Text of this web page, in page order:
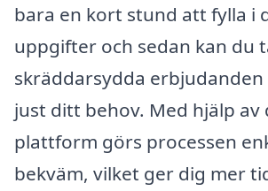
bara en kort stund att fylla i
uppgifter och sedan kan du
skräddarsydda erbjudanden
just ditt behov. Med hjälp av
plattform görs processen
bekväm, vilket ger dig mer